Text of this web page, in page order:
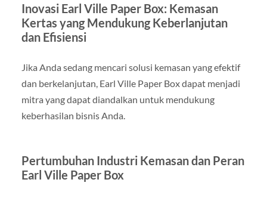
Inovasi Earl Ville Paper Box: Kemasan
Kertas yang Mendukung Keberlanjutan
dan Efisiensi
Jika Anda sedang mencari solusi kemasan yang efektif
dan berkelanjutan, Earl Ville Paper Box dapat menjadi
mitra yang dapat diandalkan untuk mendukung
keberhasilan bisnis Anda.
Pertumbuhan Industri Kemasan dan Peran
Earl Ville Paper Box